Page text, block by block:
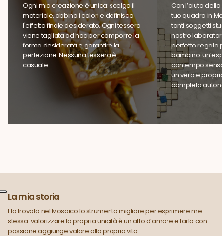
Ogni mia creazione è unica: scelgo il
materiale, abbino i colori e definisco
l'effetto finale desiderato. Ogni tessera
viene tagliata ad hoc per comporre la
forma desiderata e garantire la
perfezione. Nessuna tessera è
casuale.
Con l’aiuto
tuo quadro in
tanti soggetti
nostro
perfetto regalo
bambino:
contempo
un vero e
completa
La mia storia
Ho trovato nel Mosaico lo strumento migliore per esprimere me
stessa: valorizzare la propria unicità è un atto d’amore e farlo con
passione aggiunge valore alla propria vita.